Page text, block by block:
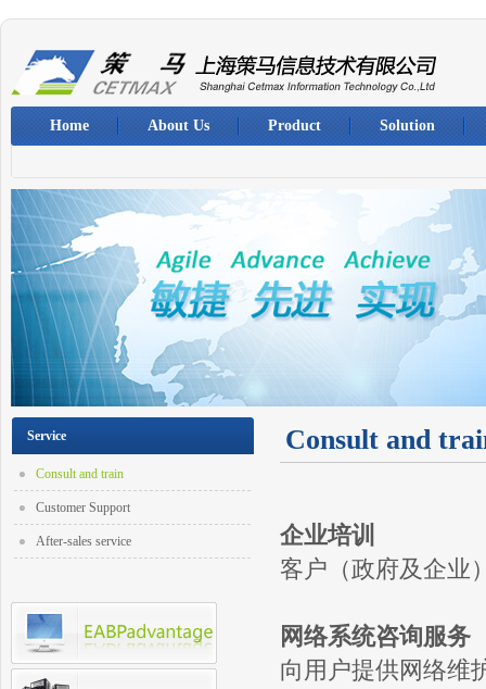
Home About Us Product Solution
Service
Consult and train
Customer Support
After-sales service
Consult and
企业培训
客户（政府及企业
网络系统咨询服务
向用户提供网络维